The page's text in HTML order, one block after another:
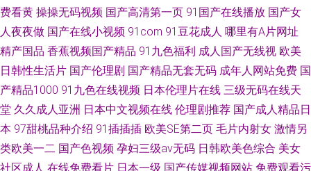
费看黄 操操无码视频 国产高清第一页 91国产在线播放 国产女
人夜夜做 国产在线小视频 91com 91豆花成人 哪里有A片网址
精产国品 香蕉视频国产精品 91九色福利 成人国产无线视 欧美
日韩性生活片 国产伦理剧 国产精品无套无码 成年人网站免费 国
产精品1000 91九色在线视频 日本伦理片在线 三级无码在线天
堂 久久成人亚洲 日本中文视频在线 伦理剧推荐 国产成人精品日
本 97甜桃品种介绍 91插插插 欧美SE第二页 毛片内射女 激情另
类欧美一二 国产色视频 孕妇三级av无码 日韩欧美色综合 美女
社区成人 在线免费看片 日本一级 国产传媒视频网站 免费观看污